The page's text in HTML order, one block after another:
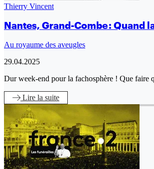
Thierry Vincent
Nantes, Grand-Combe : Quand
Au royaume des aveugles
29.04.2025
Dur week-end pour la fachosphère ! Que faire
Lire la suite